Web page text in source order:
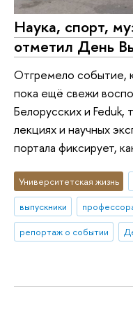
Наука, спорт,
отметил День
Отгремело событие,
пока ещё свежи
Белорусских и Feduk,
лекциях и научных
портала фиксирует,
Университетская жизнь
выпускники
репортаж о событии